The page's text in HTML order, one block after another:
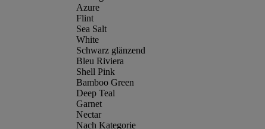
Azure
Flint
Sea Salt
White
Schwarz glänzend
Bleu Riviera
Shell Pink
Bamboo Green
Deep Teal
Garnet
Nectar
Nach Kategorie